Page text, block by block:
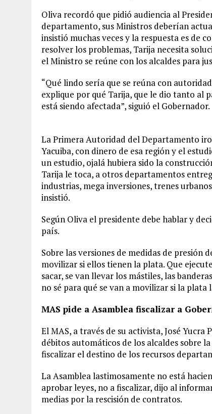
Oliva recordó que pidió audiencia al
departamento, sus Ministros deberían
insistió muchas veces y la respuesta es de
resolver los problemas, Tarija necesita
el Ministro se reúne con los alcaldes para
“Qué lindo sería que se reúna con
explique por qué Tarija, que le dio tanto al
está siendo afectada”, siguió el Gobernador.
La Primera Autoridad del Departamento
Yacuiba, con dinero de esa región y el
un estudio, ojalá hubiera sido la
Tarija le toca, a otros departamentos
industrias, mega inversiones, trenes
insistió.
Según Oliva el presidente debe hablar y
país.
Sobre las versiones de medidas de presión
movilizar si ellos tienen la plata. Que
sacar, se van llevar los mástiles, las
no sé para qué se van a movilizar si la plata
MAS pide a Asamblea fiscalizar a
El MAS, a través de su activista, José Yucra
débitos automáticos de los alcaldes sobre
fiscalizar el destino de los recursos
La Asamblea lastimosamente no está
aprobar leyes, no a fiscalizar, dijo al
medias por la rescisión de contratos.